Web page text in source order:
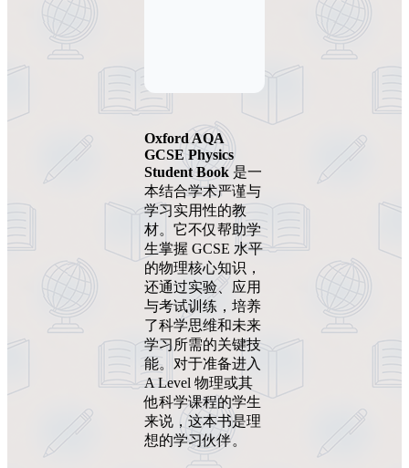
Oxford AQA
GCSE Physics
Student Book是一
本结合学术严谨与
学习实用性的教
材。它不仅帮助学
生掌握 GCSE 水平
的物理核心知识，
还通过实验、应用
与考试训练，培养
了科学思维和未来
学习所需的关键技
能。对于准备进入
A Level 物理或其
他科学课程的学生
来说，这本书是理
想的学习伙伴。